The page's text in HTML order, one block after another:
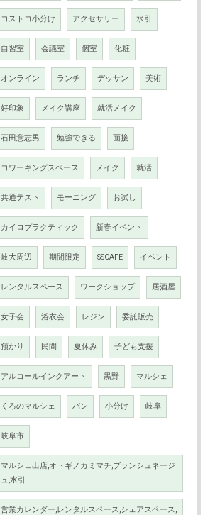
コストコ小分け アクセサリー 水引
自習室 会議室 個室 化粧
オンライン ランチ デッサン 美術
好印象 メイク講座 就活メイク
石田意志男 勉強できる 面接
コワーキングスペース メイク 就活
共通テスト モーニング お試し
カイロプラクティック 新春イベント
岐大周辺 期間限定 SSCAFE イベント
レンタルスペース ワークショップ 居酒屋
女子会 浴衣会 レジン 委託販売
預かり 民間 夏休み 子ども支援
アルコールインクアート 黒野 マルシェ
くろのマルシェ パン 小分け 岐阜
岐阜市
マルシェ出店,オトギノカミマチ,ブランシュネージ
ュ,水引
営業カレンダー,レンタルスペース,シェアスペース,